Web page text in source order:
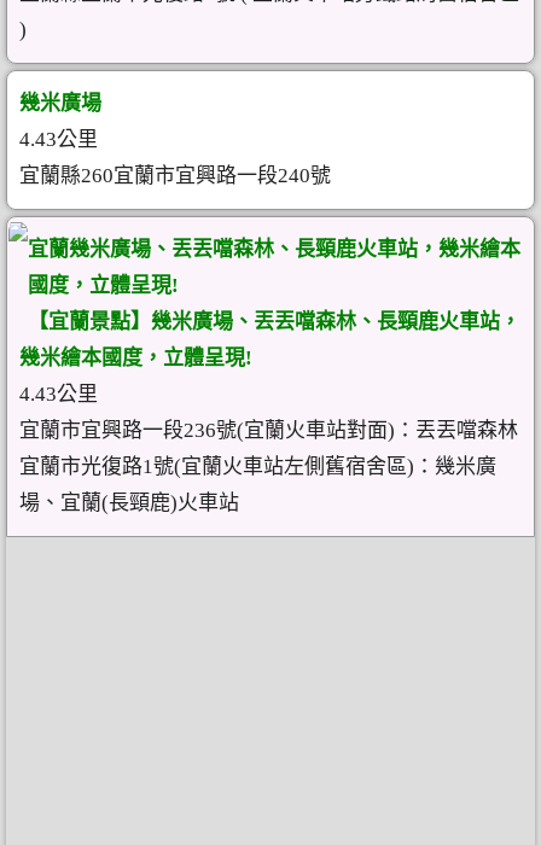
)
幾米廣場
4.43公里
宜蘭縣260宜蘭市宜興路一段240號
宜蘭幾米廣場、丟丟噹森林、長頸鹿火車站，幾米繪本
國度，立體呈現!
【宜蘭景點】幾米廣場、丟丟噹森林、長頸鹿火車站，
幾米繪本國度，立體呈現!
4.43公里
宜蘭市宜興路一段236號(宜蘭火車站對面)：丟丟噹森林
宜蘭市光復路1號(宜蘭火車站左側舊宿舍區)：幾米廣
場、宜蘭(長頸鹿)火車站